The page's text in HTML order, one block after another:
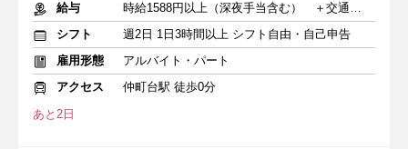
給与
時給1588円以上（深夜手当含む） ＋交通費支給
シフト
週2日 1日3時間以上 シフト自由・自己申告
雇用形態
アルバイト・パート
アクセス
仲町台駅 徒歩0分
あと2日